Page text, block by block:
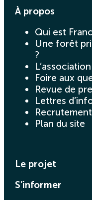
À propos
Qui est
Une forêt
?
L’association
Foire aux
Revue de
Lettres
Plan du site
Le projet
S’informer